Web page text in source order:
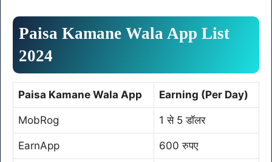
Paisa Kamane Wala App List
2024
Paisa Kamane Wala App Earning (Per Day)
MobRog 1 से 5 डॉलर
EarnApp 600 रुपए